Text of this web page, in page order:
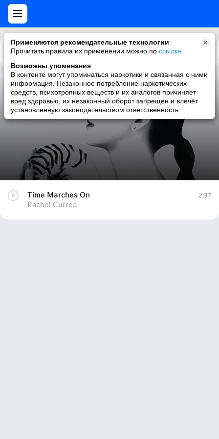
Применяются рекомендательные технологии
Прочитать правила их применении можно по ссылке
Возможны упоминания
В контенте могут упоминаться наркотики и связанная с ними
информация. Незаконное потребление наркотических
средств, психотропных веществ и их аналогов причиняет
вред здоровью, их незаконный оборот запрещён и влечёт
установленную законодательством ответственность
Каталог Рекомендации
Time Marches On
Rachel Currea
Time Marches On
Rachel Currea
2:37